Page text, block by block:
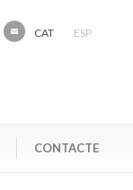
CAT ESP
CONTACTE